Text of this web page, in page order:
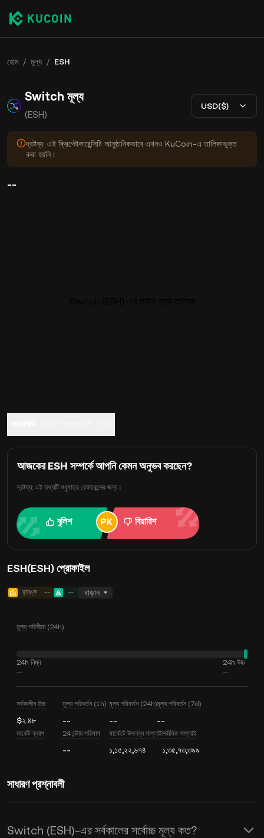
হোম / মূল্য / ESH
Switch মূল্য
(ESH)
USD($)
দ্রষ্টব্য: এই ক্রিপ্টোকারেন্সিটি আনুষ্ঠানিকভাবে এখনও KuCoin-এ তালিকাভুক্ত
করা হয়নি।
--
আজকের ESH সম্পর্কে আপনি কেমন অনুভব করছেন?
দ্রষ্টব্য: এই তথ্যটি শুধুমাত্র রেফারেন্সের জন্য।
বুলিশ বিয়ারিশ
ESH(ESH) প্রোফাইল
র‍্যাঙ্ক -- -- বাড়ান
মূল্য পরিসীমা (24h)
24h নিম্ন
--
24h উচ্চ
--
সর্বকালীন উচ্চ
$২.৪৮
মূল্য পরিবর্তন (1h)
--
মূল্য পরিবর্তন (24h)
--
মূল্য পরিবর্তন (7d)
--
মার্কেট ক্যাপ 24 ঘন্টায় পরিমাণ
--
মার্কেটে উপলব্ধ সাপ্লাই
১,১৫,২২,৬৭৪
সর্বাধিক সাপ্লাই
১,৩৫,৭৩,৩৯৯
সাধারণ প্রশ্নাবলী
Switch (ESH)-এর সর্বকালের সর্বোচ্চ মূল্য কত?